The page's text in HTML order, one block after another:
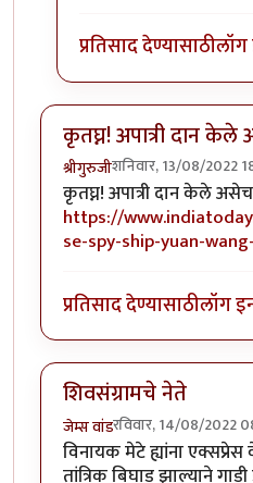
प्रतिसाद देण्यासाठी
कृतघ्न! अपात्री दान
श्रीगुरुजीशनिवार, 13/08/2022
कृतघ्न! अपात्री दान केले
https://
se-spy-ship-yuan-
प्रतिसाद देण्यासाठीलॉग
शिवसंग्रामचे नेते
जेम्स वांडरविवार, 14/08/2022
विनायक मेटे ह्यांना
तांत्रिक बिघाड झाल्याने